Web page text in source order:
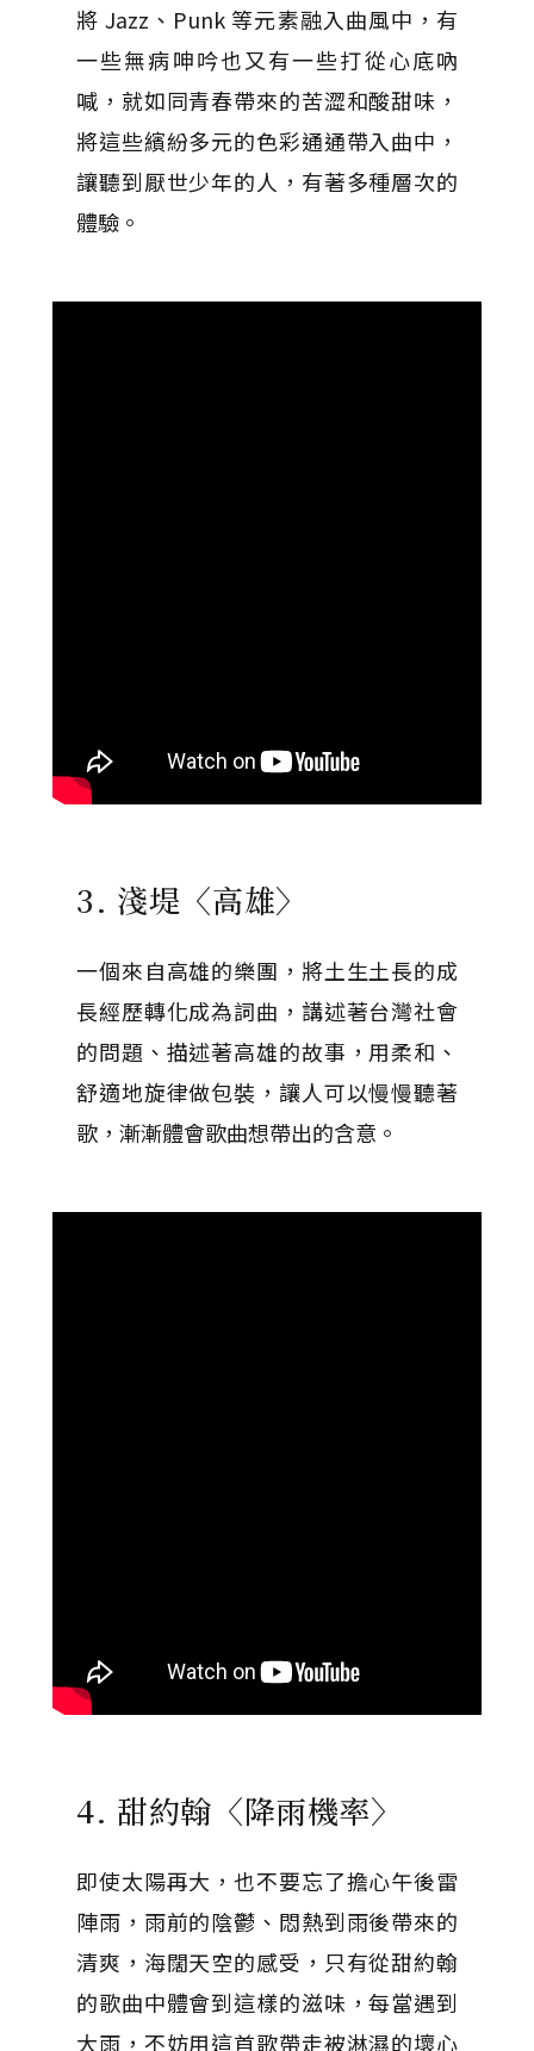
將 Jazz、Punk 等元素融入曲風中，有
一些無病呻吟也又有一些打從心底吶
喊，就如同青春帶來的苦澀和酸甜味，
將這些繽紛多元的色彩通通帶入曲中，
讓聽到厭世少年的人，有著多種層次的
體驗。
3. 淺堤〈高雄〉
一個來自高雄的樂團，將土生土長的成
長經歷轉化成為詞曲，講述著台灣社會
的問題、描述著高雄的故事，用柔和、
舒適地旋律做包裝，讓人可以慢慢聽著
歌，漸漸體會歌曲想帶出的含意。
4. 甜約翰〈降雨機率〉
即使太陽再大，也不要忘了擔心午後雷
陣雨，雨前的陰鬱、悶熱到雨後帶來的
清爽，海闊天空的感受，只有從甜約翰
的歌曲中體會到這樣的滋味，每當遇到
大雨，不妨用這首歌帶走被淋濕的壞心